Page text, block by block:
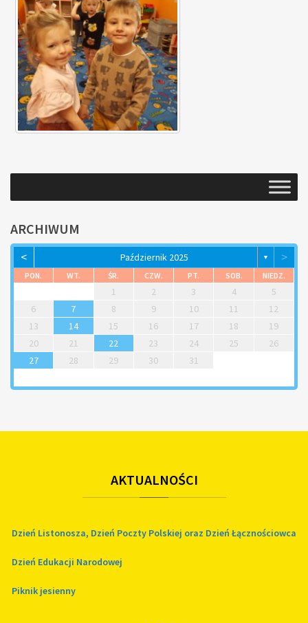
ARCHIWUM
< Październik 2025 ▼ >
PON. WT. ŚR. CZW. PT. SOB. NIEDZ.
1 2 3 4
5
6
7 8 9 10 11
12
13
14 15 16 17 18
19
20
21 22 23 24 25
26
27
28 29 30 31
AKTUALNOŚCI
Dzień Listonosza, Dzień Poczty Polskiej oraz Dzień Łącznościowca
Dzień Edukacji Narodowej
Piknik jesienny